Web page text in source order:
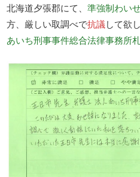
北海道夕張郡にて、準強制わい
方、厳しい取調べで抗議して欲
あいち刑事事件総合法律事務所